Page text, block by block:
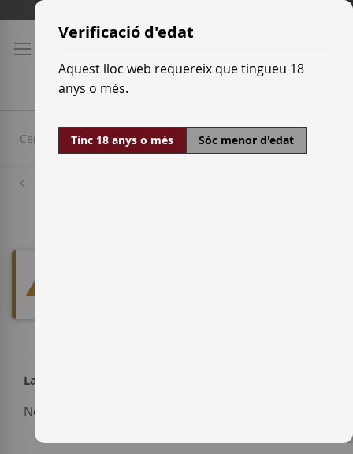
Skip
Content
La meva llista de desitjos
No tens cap element a la teva llista de desitjos.
Verificació d'edat
Aquest lloc web requereix que tingueu 18
anys o més.
Tinc 18 anys o més Sóc menor d'edat